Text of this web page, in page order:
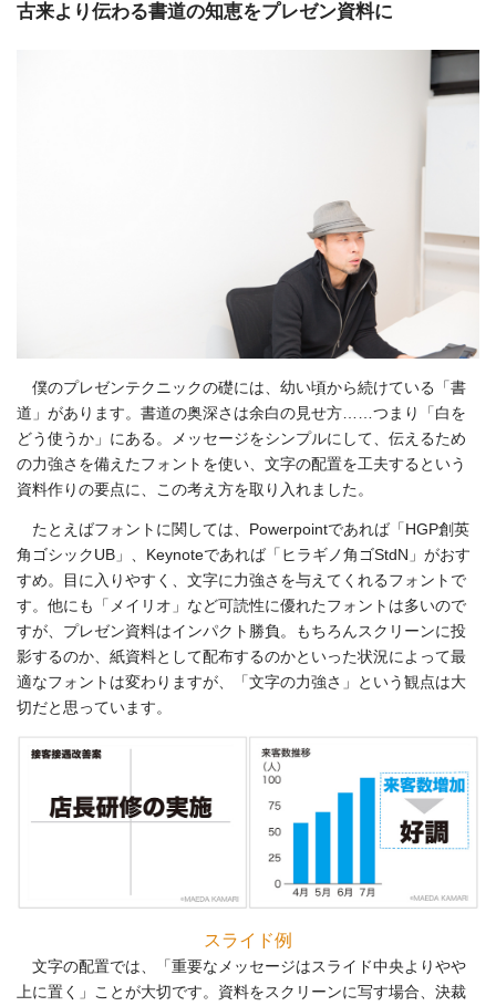
古来より伝わる書道の知恵をプレゼン資料に
僕のプレゼンテクニックの礎には、幼い頃から続けている「書
道」があります。書道の奥深さは余白の見せ方……つまり「白を
どう使うか」にある。メッセージをシンプルにして、伝えるため
の力強さを備えたフォントを使い、文字の配置を工夫するという
資料作りの要点に、この考え方を取り入れました。
たとえばフォントに関しては、Powerpointであれば「HGP創英
角ゴシックUB」、Keynoteであれば「ヒラギノ角ゴStdN」がおす
すめ。目に入りやすく、文字に力強さを与えてくれるフォントで
す。他にも「メイリオ」など可読性に優れたフォントは多いので
すが、プレゼン資料はインパクト勝負。もちろんスクリーンに投
影するのか、紙資料として配布するのかといった状況によって最
適なフォントは変わりますが、「文字の力強さ」という観点は大
切だと思っています。
スライド例
文字の配置では、「重要なメッセージはスライド中央よりやや
上に置く」ことが大切です。資料をスクリーンに写す場合、決裁